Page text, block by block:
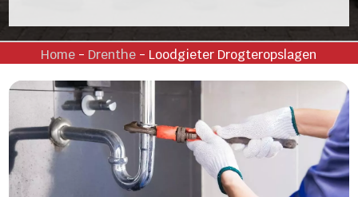
Home - Drenthe - Loodgieter Drogteropslagen